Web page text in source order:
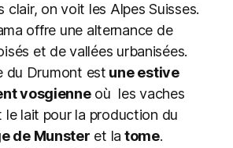
clair, on voit les Alpes Suisses.
offre une alternance de
et de vallées urbanisées.
du Drumont est une estive
vosgienneoù les vaches
le lait pour la production du
de Munster et la tome.